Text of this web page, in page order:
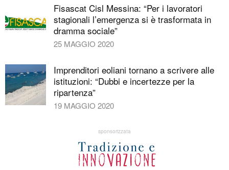
Fisascat Cisl Messina: “Per i lavoratori
stagionali l’emergenza si è trasformata in
dramma sociale”
25 MAGGIO 2020
Imprenditori eoliani tornano a scrivere alle
istituzioni: “Dubbi e incertezze per la
ripartenza”
19 MAGGIO 2020
sponsorizzata